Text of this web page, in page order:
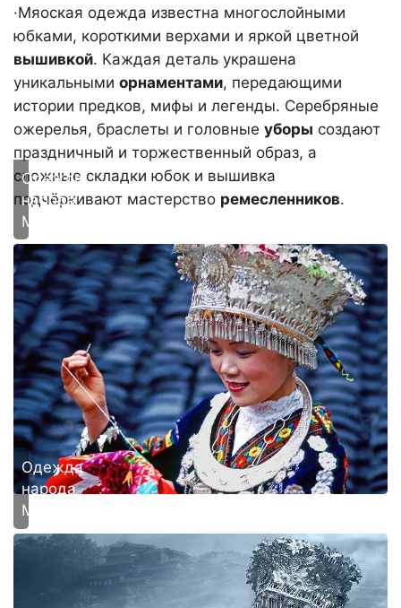
·Мяоская одежда известна многослойными
юбками, короткими верхами и яркой цветной
вышивкой. Каждая деталь украшена
уникальными орнаментами, передающими
истории предков, мифы и легенды. Серебряные
ожерелья, браслеты и головные уборы создают
праздничный и торжественный образ, а
сложные складки юбок и вышивка
подчёркивают мастерство ремесленников.
Одежда
народа
Мяо
Одежда
народа
Мяо